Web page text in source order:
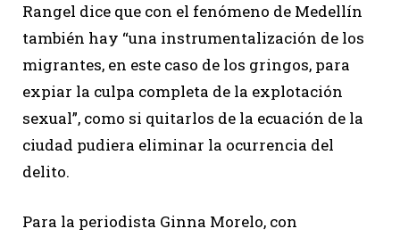
Rangel dice que con el fenómeno de Medellín
también hay “una instrumentalización de los
migrantes, en este caso de los gringos, para
expiar la culpa completa de la explotación
sexual”, como si quitarlos de la ecuación de la
ciudad pudiera eliminar la ocurrencia del
delito.
Para la periodista Ginna Morelo, con